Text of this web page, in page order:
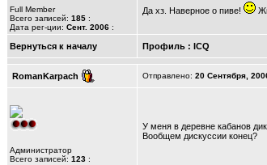
Full Member
Всего записей: 185 :
Дата рег-ции: Сент. 2006 :
Да хз. Наверное о пиве!
Вернуться к началу Профиль : ICQ
RomanKarpach Отправлено: 20 Сентября,
Администратор
Всего записей: 123 :
У меня в деревне кабанов
Вообщем дискуссии конец?